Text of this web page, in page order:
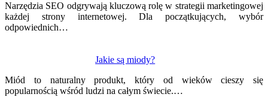
Narzędzia SEO odgrywają kluczową rolę w strategii marketingowej
każdej strony internetowej. Dla początkujących, wybór
odpowiednich…
Jakie są miody?
Miód to naturalny produkt, który od wieków cieszy się
popularnością wśród ludzi na całym świecie.…